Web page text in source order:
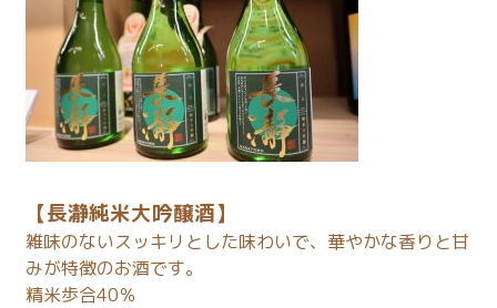
【長瀞純米大吟醸酒】
雑味のないスッキリとした味わいで、華やかな香りと甘
みが特徴のお酒です。
精米歩合40％